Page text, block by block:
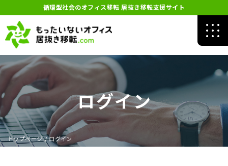
循環型社会のオフィス移転 居抜き移転支援サイト
ログイン
トップページ / ログイン